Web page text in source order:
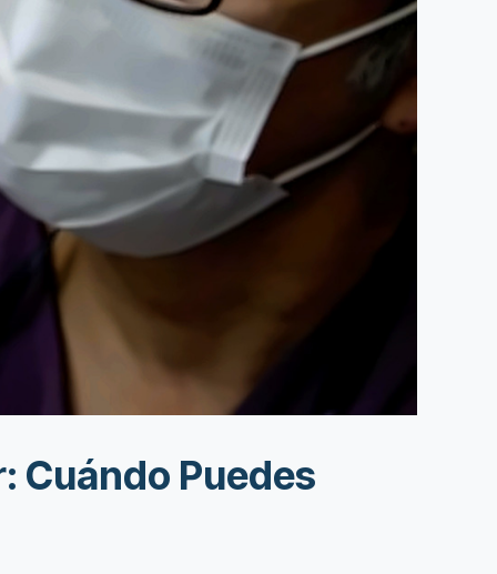
Cuándo Puedes